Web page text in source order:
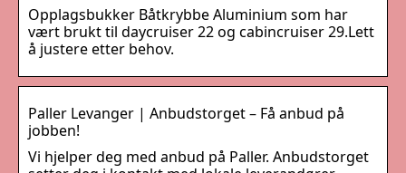
Opplagsbukker Båtkrybbe Aluminium som har
vært brukt til daycruiser 22 og cabincruiser 29.Lett
å justere etter behov.
Paller Levanger | Anbudstorget – Få anbud på
jobben!
Vi hjelper deg med anbud på Paller. Anbudstorget